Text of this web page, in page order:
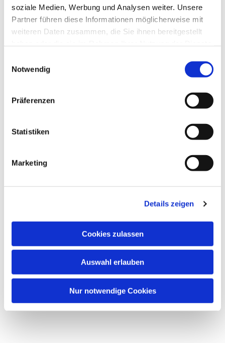
soziale Medien, Werbung und Analysen weiter. Unsere
Partner führen diese Informationen möglicherweise mit
weiteren Daten zusammen, die Sie ihnen bereitgestellt
Notwendig
Präferenzen
Statistiken
Marketing
Details zeigen
Cookies zulassen
Auswahl erlauben
Nur notwendige Cookies
Dies könnte Sie auch
interessieren